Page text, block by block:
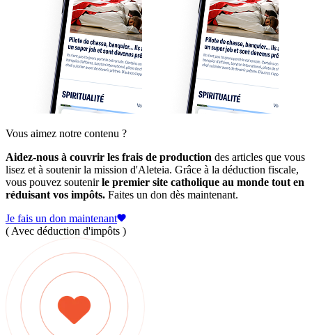
Vous aimez notre contenu ?
Aidez-nous à couvrir les frais de production des articles que vous
lisez et à soutenir la mission d'Aleteia. Grâce à la déduction fiscale,
vous pouvez soutenirle premier site catholique au monde tout en
réduisant vos impôts. Faites un don dès maintenant.
Je fais un don maintenant
( Avec déduction d'impôts )